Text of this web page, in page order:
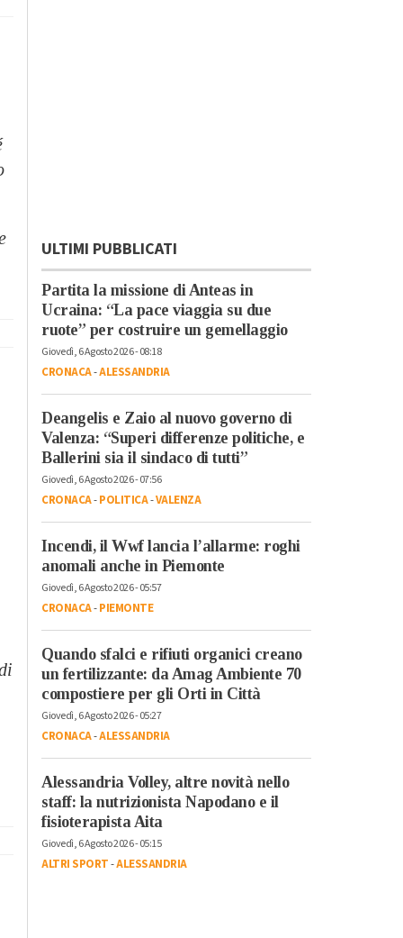
ULTIMI PUBBLICATI
Partita la missione di Anteas in
Ucraina: “La pace viaggia su due
ruote” per costruire un gemellaggio
Giovedì, 6 Agosto 2026 - 08:18
CRONACA-ALESSANDRIA
Deangelis e Zaio al nuovo governo di
Valenza: “Superi differenze politiche, e
Ballerini sia il sindaco di tutti”
Giovedì, 6 Agosto 2026 - 07:56
CRONACA-POLITICA-VALENZA
Incendi, il Wwf lancia l’allarme: roghi
anomali anche in Piemonte
Giovedì, 6 Agosto 2026 - 05:57
CRONACA-PIEMONTE
Quando sfalci e rifiuti organici creano
un fertilizzante: da Amag Ambiente 70
compostiere per gli Orti in Città
Giovedì, 6 Agosto 2026 - 05:27
CRONACA-ALESSANDRIA
Alessandria Volley, altre novità nello
staff: la nutrizionista Napodano e il
fisioterapista Aita
Giovedì, 6 Agosto 2026 - 05:15
ALTRI SPORT-ALESSANDRIA